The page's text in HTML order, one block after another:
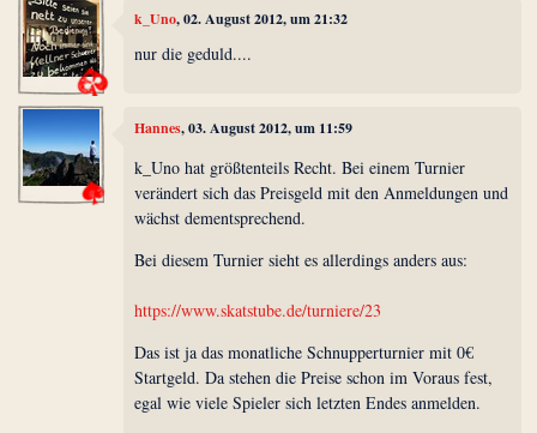
k_Uno, 02. August 2012, um 21:32
nur die geduld....
Hannes, 03. August 2012, um 11:59
k_Uno hat größtenteils Recht. Bei einem Turnier
verändert sich das Preisgeld mit den Anmeldungen und
wächst dementsprechend.
Bei diesem Turnier sieht es allerdings anders aus:
https://www.skatstube.de/turniere/23
Das ist ja das monatliche Schnupperturnier mit 0€
Startgeld. Da stehen die Preise schon im Voraus fest,
egal wie viele Spieler sich letzten Endes anmelden.